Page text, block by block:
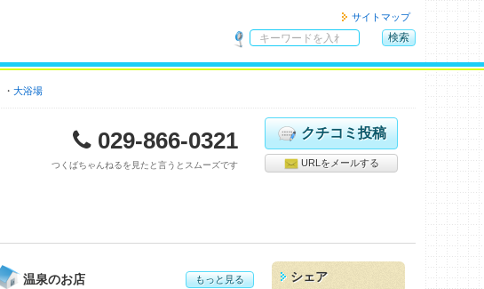
サイトマップ
内
索
検索
大浴場
029-866-0321
つくばちゃんねるを見たと言うとスムーズです
クチコミ投稿
URLをメールする
温泉のお店 もっと見る シェア